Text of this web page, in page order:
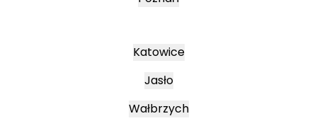
Katowice
Jasło
Wałbrzych